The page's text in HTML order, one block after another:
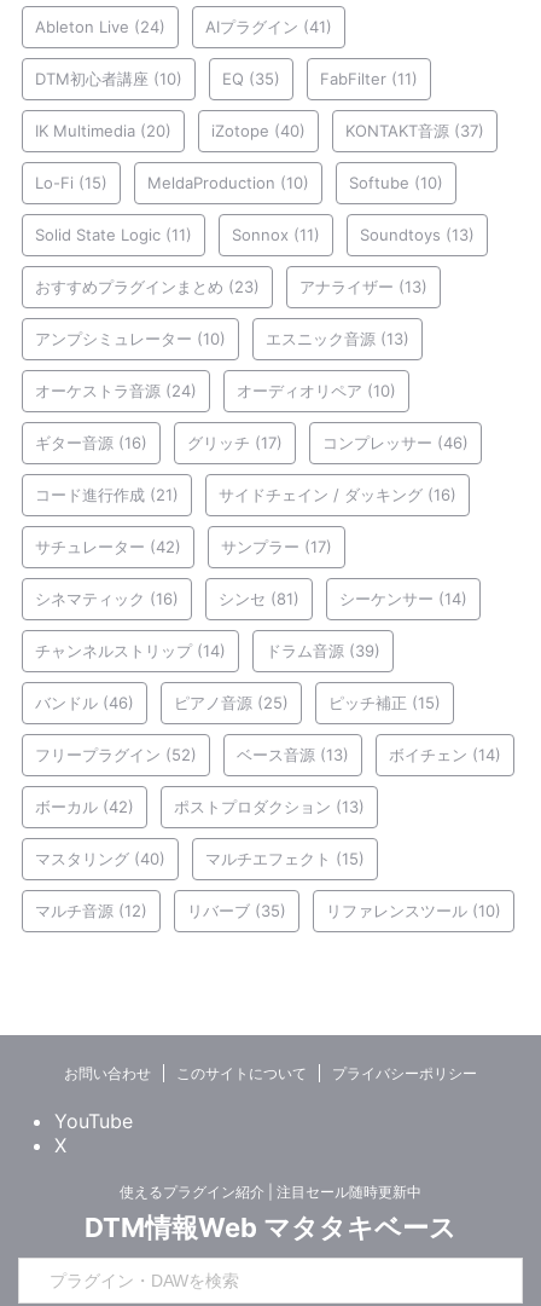
Ableton Live (24) AIプラグイン (41)
DTM初心者講座 (10) EQ (35) FabFilter (11)
IK Multimedia (20) iZotope (40) KONTAKT音源 (37)
Lo-Fi (15) MeldaProduction (10) Softube (10)
Solid State Logic (11) Sonnox (11) Soundtoys (13)
おすすめプラグインまとめ (23) アナライザー (13)
アンプシミュレーター (10) エスニック音源 (13)
オーケストラ音源 (24) オーディオリペア (10)
ギター音源 (16) グリッチ (17) コンプレッサー (46)
コード進行作成 (21) サイドチェイン / ダッキング (16)
サチュレーター (42) サンプラー (17)
シネマティック (16) シンセ (81) シーケンサー (14)
チャンネルストリップ(14) ドラム音源 (39)
バンドル (46) ピアノ音源 (25) ピッチ補正 (15)
フリープラグイン (52) ベース音源 (13) ボイチェン (14)
ボーカル (42) ポストプロダクション (13)
マスタリング (40) マルチエフェクト (15)
マルチ音源 (12) リバーブ (35) リファレンスツール (10)
お問い合わせ このサイトについて プライバシーポリシー
YouTube
X
使えるプラグイン紹介 | 注目セール随時更新中
DTM情報Web マタタキベース